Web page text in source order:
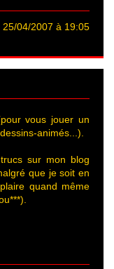
04/2007 à 19:05
vous jouer un
animés...).
sur mon blog
que je soit en
quand même